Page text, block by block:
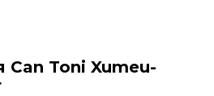
Can Toni Xumeu-